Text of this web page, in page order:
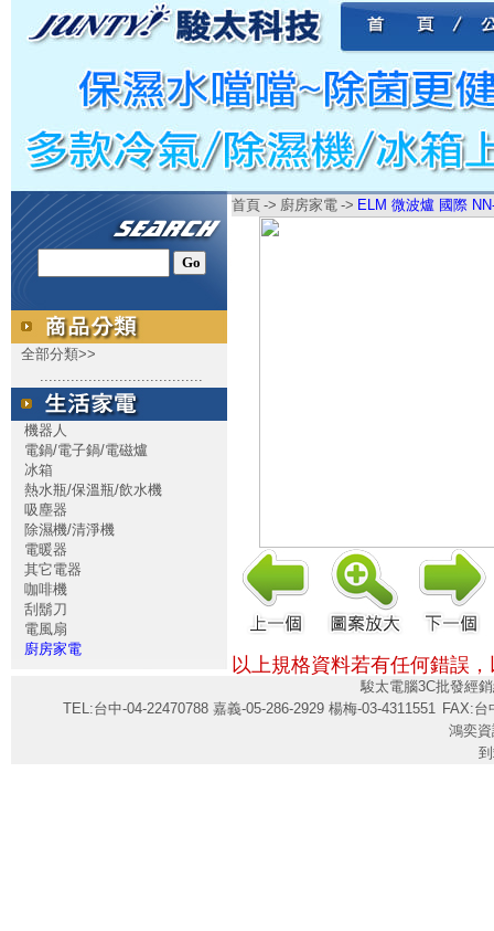
全部分類>>
.....................................
機器人
電鍋/電子鍋/電磁爐
冰箱
熱水瓶/保溫瓶/飲水機
吸塵器
除濕機/清淨機
電暖器
其它電器
咖啡機
刮鬍刀
電風扇
廚房家電
首頁 -> 廚房家電 -> ELM 微波爐 國際
以上規格資料若有任何錯誤
駿太電腦3C批發經
TEL:台中-04-22470788 嘉義-05-286-2929 楊梅-03-4311551 FAX:台
鴻奕